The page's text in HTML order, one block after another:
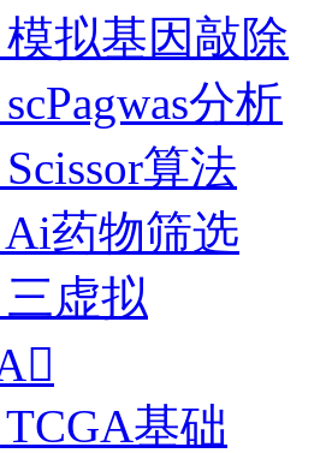
模拟基因敲除
scPagwas分析
Scissor算法
Ai药物筛选
三虚拟

TCGA基础